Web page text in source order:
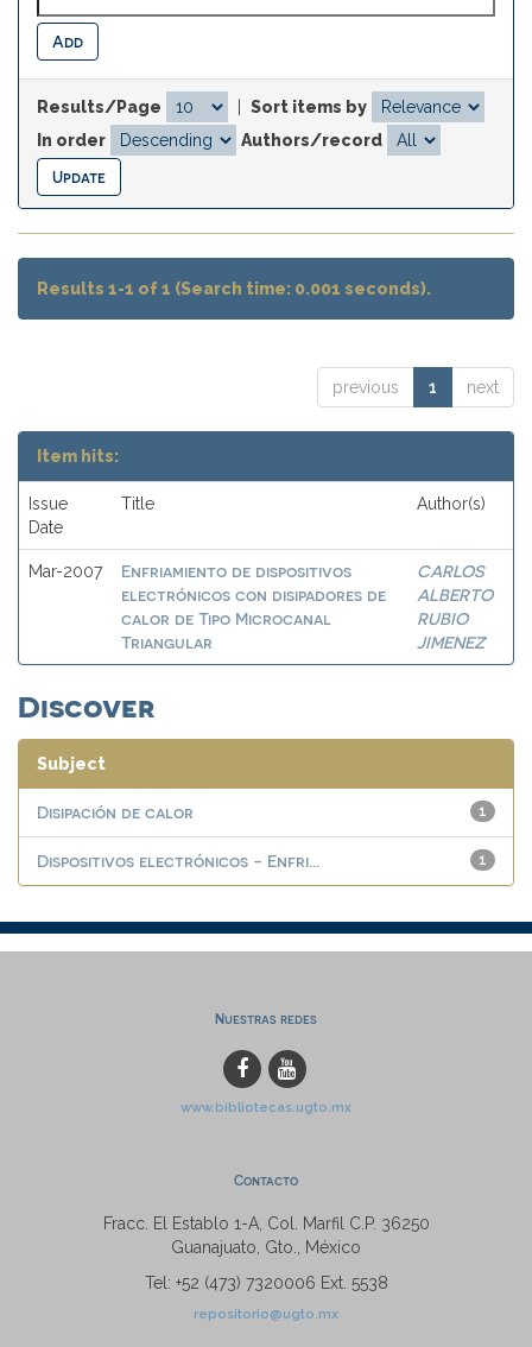
Results/Page
Sort items by
In order
Authors/record
Results 1-1 of 1 (Search time: 0.001 seconds).
previous 1 next
Item hits:
Issue
Date
Title Author(s)
Mar-2007
Enfriamiento de dispositivos
electrónicos con disipadores de
calor de Tipo Microcanal
Triangular
CARLOS
ALBERTO
RUBIO
JIMENEZ
Discover
Subject
1
Disipación de calor
1
Dispositivos electrónicos - Enfri...
Nuestras redes
www.bibliotecas.ugto.mx
Contacto
Fracc. El Establo 1-A, Col. Marfil C.P. 36250
Guanajuato, Gto., México
Tel: +52 (473) 7320006 Ext. 5538
repositorio@ugto.mx